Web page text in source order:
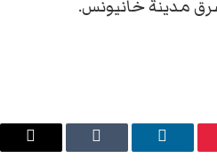
مدينة خانيونس.
لينكدإن Tumblr البريد